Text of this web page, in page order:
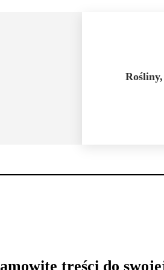
treści do